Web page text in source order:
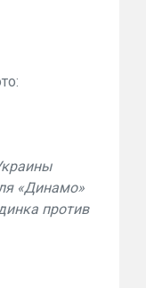
«Динамо»
против